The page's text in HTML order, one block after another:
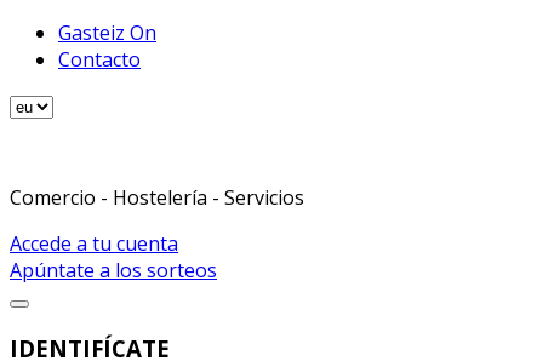
Gasteiz On
Contacto
Comercio - Hostelería - Servicios
Accede a tu cuenta
Apúntate a los sorteos
IDENTIFÍCATE